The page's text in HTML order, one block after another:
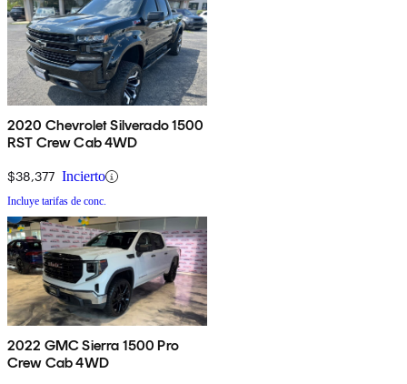
2020 Chevrolet Silverado 1500
RST Crew Cab 4WD
$38,377 Incierto
Incluye tarifas de conc.
2022 GMC Sierra 1500 Pro
Crew Cab 4WD